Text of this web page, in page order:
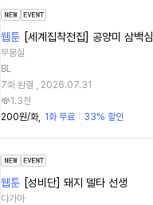
웹툰 [세계집착전집] 공양미 삼백심
무몽실
BL
7화 완결 , 2026.07.31
1.3천
200원/화
1화 무료 33% 할인
웹툰 [성비단] 돼지 델타 선생
다가마